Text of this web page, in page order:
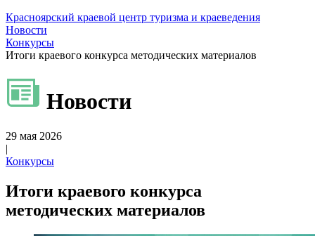
Красноярский краевой центр туризма и краеведения
Новости
Конкурсы
Итоги краевого конкурса методических материалов
Новости
29 мая 2026
|
Конкурсы
Итоги краевого конкурса
методических материалов